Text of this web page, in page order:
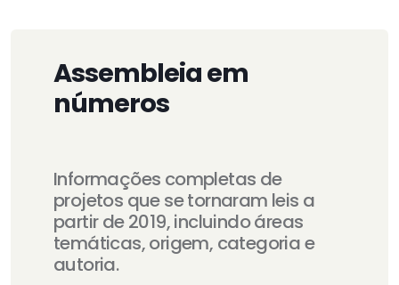
Assembleia em
números
Informações completas de
projetos que se tornaram leis a
partir de 2019, incluindo áreas
temáticas, origem, categoria e
autoria.